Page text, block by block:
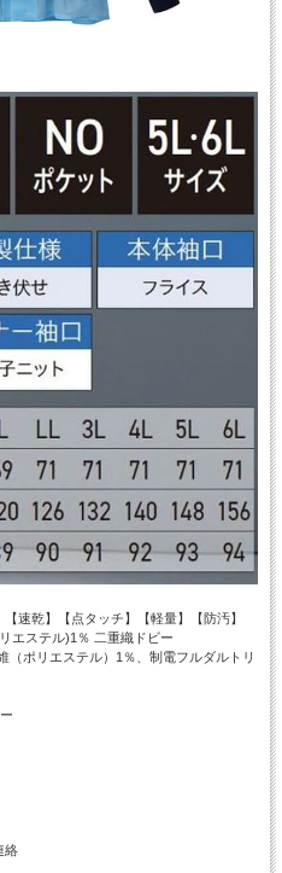
速乾】【点タッチ】【軽量】【防汚】
エステル)1％ 二重織ドビー
（ポリエステル）1％、制電フルダルトリ
絡